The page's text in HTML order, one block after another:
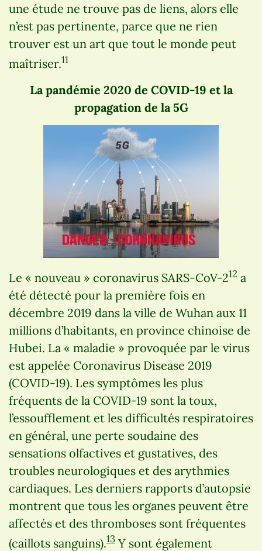
une étude ne trouve pas de liens, alors elle
n’est pas pertinente, parce que ne rien
trouver est un art que tout le monde peut
maîtriser.11
La pandémie 2020 de COVID-19 et la
propagation de la 5G
Le « nouveau » coronavirus SARS-CoV-212 a
été détecté pour la première fois en
décembre 2019 dans la ville de Wuhan aux 11
millions d’habitants, en province chinoise de
Hubei. La « maladie » provoquée par le virus
est appelée Coronavirus Disease 2019
(COVID-19). Les symptômes les plus
fréquents de la COVID-19 sont la toux,
l’essoufflement et les difficultés respiratoires
en général, une perte soudaine des
sensations olfactives et gustatives, des
troubles neurologiques et des arythmies
cardiaques. Les derniers rapports d’autopsie
montrent que tous les organes peuvent être
affectés et des thromboses sont fréquentes
(caillots sanguins).13Y sont également